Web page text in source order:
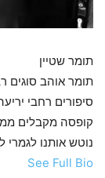
תומר שטיין
תומר אוהב
סיפורים רחבי
קופסה מקבלים
נוטש אותנו
See Full Bio